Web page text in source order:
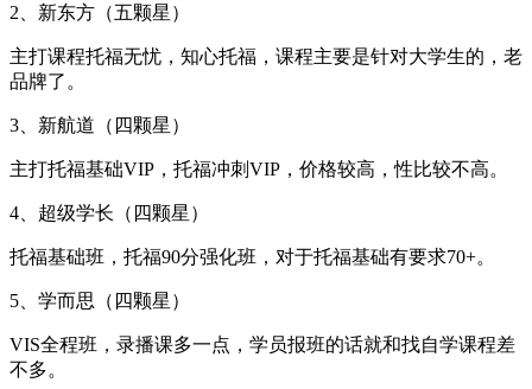
2、新东方（五颗星）
主打课程托福无忧，知心托福，课程主要是针对大学生的，老
品牌了。
3、新航道（四颗星）
主打托福基础VIP，托福冲刺VIP，价格较高，性比较不高。
4、超级学长（四颗星）
托福基础班，托福90分强化班，对于托福基础有要求70+。
5、学而思（四颗星）
VIS全程班，录播课多一点，学员报班的话就和找自学课程差
不多。